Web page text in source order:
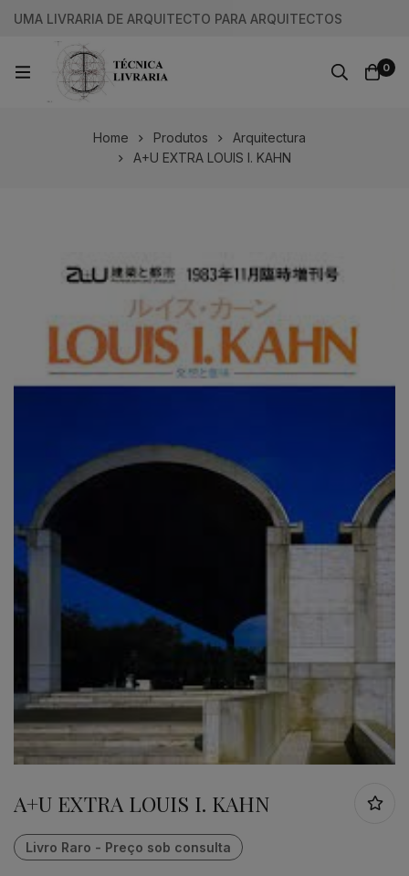
UMA LIVRARIA DE ARQUITECTO PARA ARQUITECTOS
0
Home Produtos
Arquitectura
A+U EXTRA LOUIS I. KAHN
A+U EXTRA LOUIS I. KAHN